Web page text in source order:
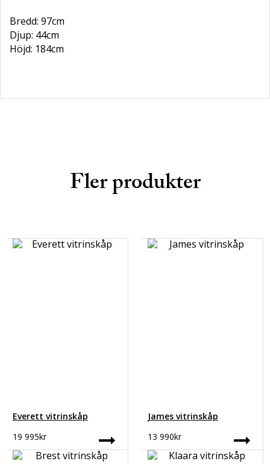
Bredd: 97cm
Djup: 44cm
Höjd: 184cm
Fler produkter
Everett vitrinskåp
19 995kr
James vitrinskåp
13 990kr